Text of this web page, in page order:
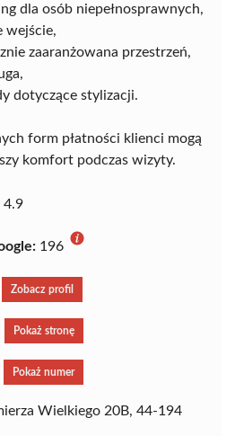
dla osób niepełnosprawnych,
wejście,
zaaranżowana przestrzeń,
dotyczące stylizacji.
form płatności klienci mogą
komfort podczas wizyty.
4.9
196
Zobacz profil
Pokaż stronę
Pokaż numer
Wielkiego 20B, 44-194